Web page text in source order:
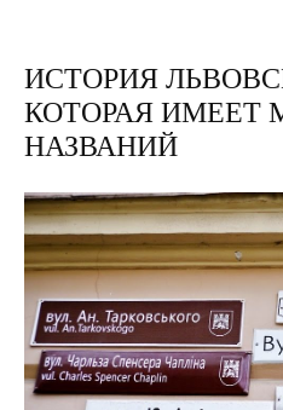
ИСТОРИЯ
КОТОРАЯ ИМЕЕТ
НАЗВАНИЙ